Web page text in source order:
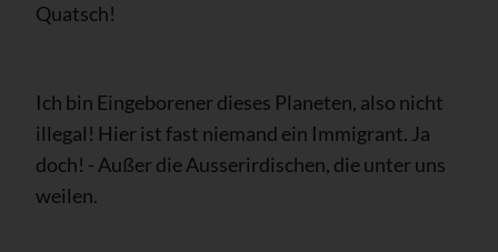
Quatsch!
Ich bin Eingeborener dieses Planeten, also nicht
illegal! Hier ist fast niemand ein Immigrant. Ja
doch! - Außer die Ausserirdischen, die unter uns
weilen.